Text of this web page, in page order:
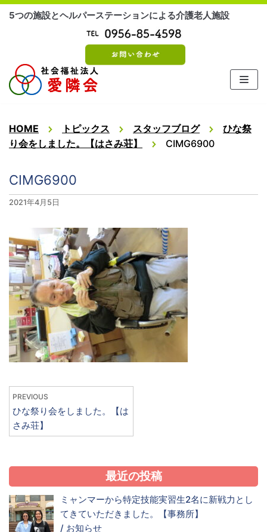
コ
ツ
に
ス
ッ
プ
5つの施設とヘルパーステーションによる介護老人施設
HOME トピックス スタッフブログ
ひな祭
り会をしました。【はさみ荘】
CIMG6900
CIMG6900
2021年4月5日
PREVIOUS
ひな祭り会をしました。【は
さみ荘】
最近の投稿
ミャンマーから特定技能実習生2名に新戦力とし
てきていただきました。【事務所】
/ お知らせ